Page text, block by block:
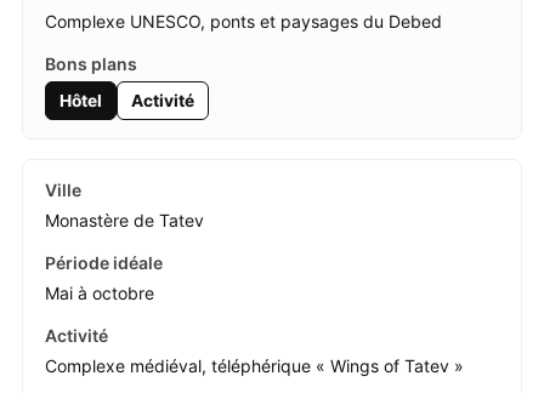
Complexe UNESCO, ponts et paysages du Debed
Hôtel Activité
Monastère de Tatev
Mai à octobre
Complexe médiéval, téléphérique « Wings of Tatev »